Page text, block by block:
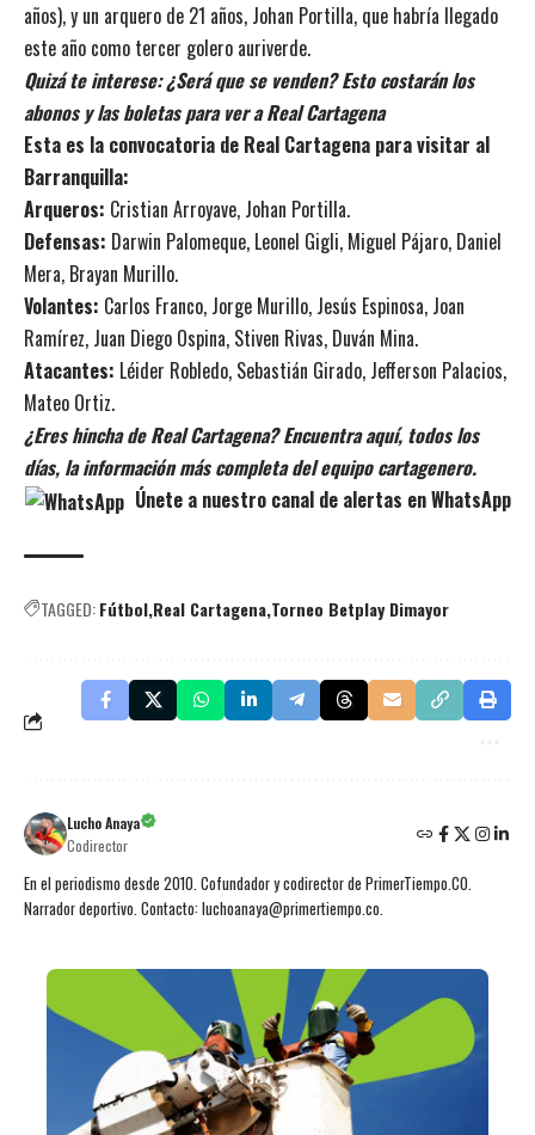
años), y un arquero de 21 años, Johan Portilla, que habría llegado
este año como tercer golero auriverde.
Quizá te interese:¿Será que se venden? Esto costarán los
abonos y las boletas para ver a Real Cartagena
Esta es la convocatoria de Real Cartagena para visitar al
Barranquilla:
Arqueros: Cristian Arroyave, Johan Portilla.
Defensas: Darwin Palomeque, Leonel Gigli, Miguel Pájaro, Daniel
Mera, Brayan Murillo.
Volantes: Carlos Franco, Jorge Murillo, Jesús Espinosa, Joan
Ramírez, Juan Diego Ospina, Stiven Rivas, Duván Mina.
Atacantes: Léider Robledo, Sebastián Girado, Jefferson Palacios,
Mateo Ortiz.
¿Eres hincha de Real Cartagena? Encuentra aquí, todos los
días, la información más completa del equipo cartagenero.
Únete a nuestro canal de alertas en WhatsApp
TAGGED:Fútbol Real Cartagena Torneo Betplay Dimayor
Lucho Anaya
Codirector
En el periodismo desde 2010. Cofundador y codirector de PrimerTiempo.CO.
Narrador deportivo. Contacto: luchoanaya@primertiempo.co.